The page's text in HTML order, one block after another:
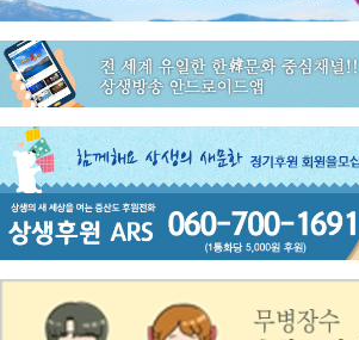
공지사항 ON AIR 서비스 장애 복구 안내
공지사항
STB 4월1주(3.30~4.5) 주간 추
공지사항
STB 3월4주(3.23~3.29) 주간 추